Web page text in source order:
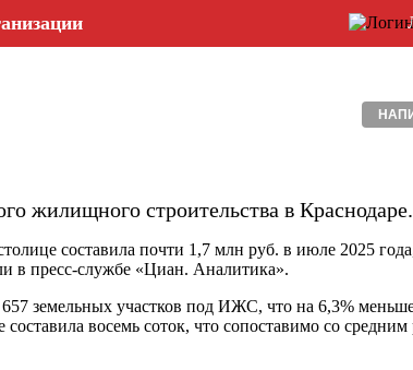
жилищного строительства в Краснодаре.
составила почти 1,7 млн руб. в июле 2025
в пресс-службе «Циан. Аналитика».
земельных участков под ИЖС, что на 6,3%
восемь соток, что сопоставимо со средним